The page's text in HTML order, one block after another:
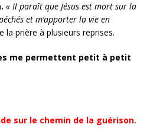
« Il paraît que Jésus est mort sur la
et m’apporter la vie en
la prière à plusieurs reprises.
me permettent petit à petit
sur le chemin de la guérison.